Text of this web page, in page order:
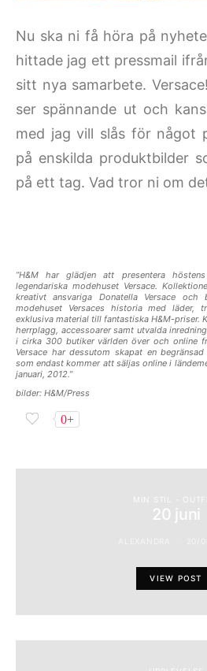
Nu ska ni få höra på
hittade jag ett pressmail
sitt nya samarbete.
ser spännande ut och
med jag vill slås för något
på enskilda produktbilder
på ett tag. Vad tror ni om
”H&M har glädjen att presentera
legendariska modehuset Versace.
kreativt ansvariga Donatella Versace
modehuset Versaces historia med
exklusiva material till fantastiska H&M-priser.
herrplagg, accessoarer samt utvalda
i cirka 300 butiker världen över och online
Versace har dessutom skapat en
som endast kommer att säljas online i
januari, 2012.”
bilder: H&M/Press
0+
20 juni
VIEW POST